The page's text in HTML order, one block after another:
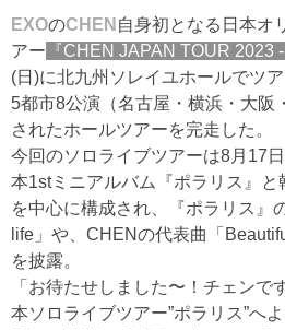
EXOのCHEN 自身初となる日本オ
アー 『CHEN JAPAN TOUR 2023 -
(日)に北九州ソレイユホールでツ
5都市8公演（名古屋・横浜・大阪
されたホールツアーを完走した。
今回のソロライブツアーは8月17
本1stミニアルバム『ポラリス』と
を中心に構成され、『ポラリス』
life」や、CHENの代表曲「
を披露。
「お待たせしました〜！チェンで
本ソロライブツアー”ポラリス”へ